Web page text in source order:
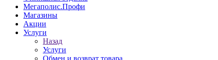
Мегаполис.Профи
Магазины
Акции
Услуги
Назад
Услуги
Обмен и возврат товара